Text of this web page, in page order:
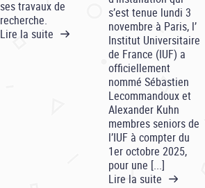
ses travaux de
recherche.
Lire la suite
s’est tenue lundi 3
novembre à Paris, l’
Institut Universitaire
de France (IUF) a
officiellement
nommé Sébastien
Lecommandoux et
Alexander Kuhn
membres seniors de
l’IUF à compter du
1er octobre 2025,
pour une [...]
Lire la suite